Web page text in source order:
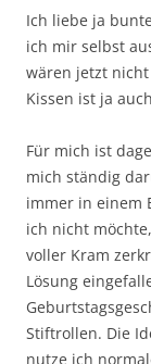
Ich liebe ja
ich mir selbst
wären jetzt
Kissen ist ja
Für mich ist
mich ständig
immer in einem
ich nicht
voller Kram
Lösung
Stiftrollen. Die
nutze ich